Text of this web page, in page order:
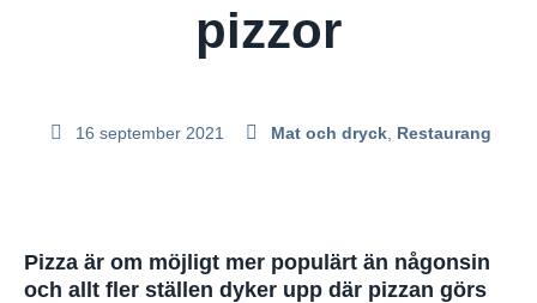
pizzor
16 september 2021 Mat och dryck, Restaurang
Pizza är om möjligt mer populärt än någonsin
och allt fler ställen dyker upp där pizzan görs